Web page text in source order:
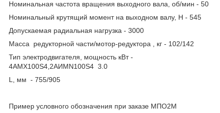
Номинальная частота вращения выходного вала, об/мин - 50
Номинальный крутящий момент на выходном валу, Н - 545
Допускаемая радиальная нагрузка - 3000
Масса редукторной части/мотор-редуктора , кг - 102/142
Тип электродвигателя, мощность кВт -
4АМХ100S4,2АИМN100S4 3.0
L, мм - 755/905
Пример условного обозначения при заказе МПО2М